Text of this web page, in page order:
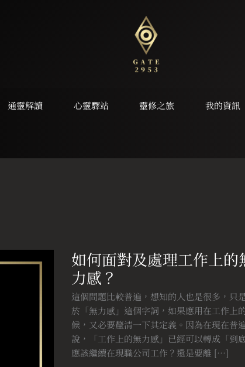
通靈解讀 心靈驛站 靈修之旅 我的資訊
如何面對及處理工作上的
力感？
這個問題比較普遍，想知的人也是很多，只
於「無力感」這個字詞，如果應用在工作上
候，又必要釐清一下其定義。因為在現在普
說，「工作上的無力感」已經可以轉成「到
應該繼續在現職公司工作？還是要離 […]
面
對
及
處
理
工
作
上